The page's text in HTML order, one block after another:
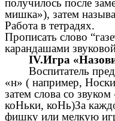
получилось после
мишка»), затем
Работа в тетрадях.
Прописать слово
карандашами
IV.Игра
Воспитатель
«н» ( например,
затем слова со
коНьки, коНь)За
фишку или мелкую